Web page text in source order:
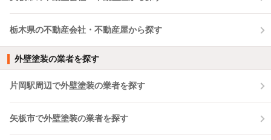
栃木県の不動産会社・不動産屋から探す
外壁塗装の業者を探す
片岡駅周辺で外壁塗装の業者を探す
矢板市で外壁塗装の業者を探す